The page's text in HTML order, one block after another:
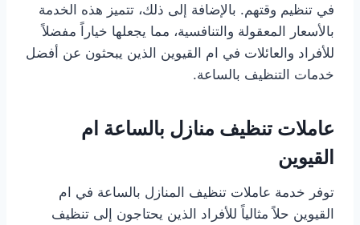
في تنظيم وقتهم. بالإضافة إلى ذلك، تتميز هذه الخدمة
بالأسعار المعقولة والتنافسية، مما يجعلها خياراً مفضلاً
للأفراد والعائلات في ام القيوين الذين يبحثون عن أفضل
خدمات التنظيف بالساعة.
عاملات تنظيف منازل بالساعة ام
القيوين
توفر خدمة عاملات تنظيف المنازل بالساعة في ام
القيوين حلاً مثالياً للأفراد الذين يحتاجون إلى تنظيف